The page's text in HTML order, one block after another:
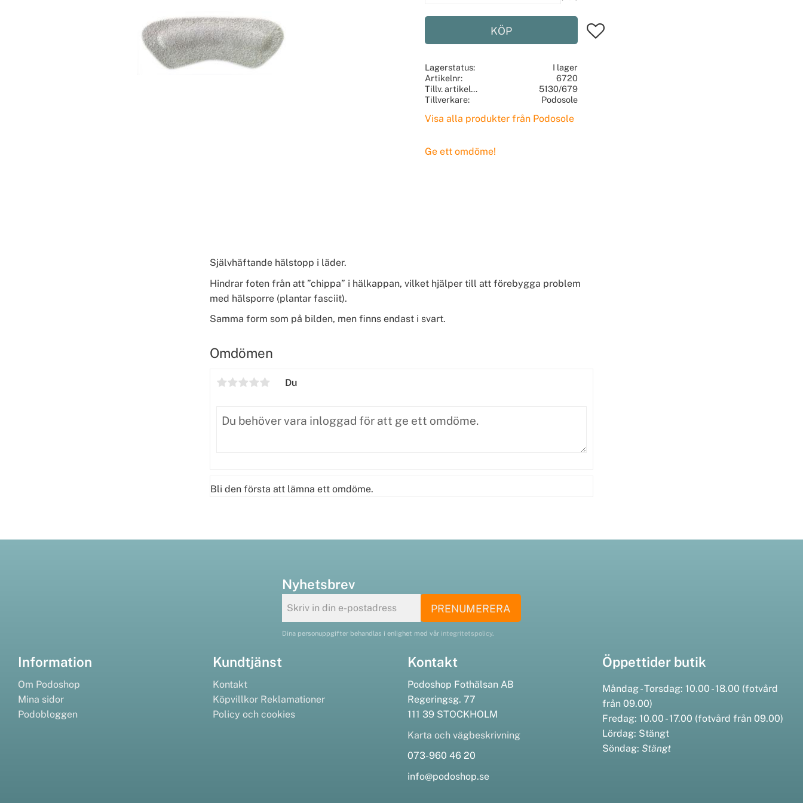
KÖP Lägg till i favoriter
Lagerstatus
I lager
Artikelnr
6720
Tillv. artikelnr
5130/679
Tillverkare
Podosole
Visa alla produkter från Podosole
Ge ett omdöme!
Självhäftande hälstopp i läder.
Hindrar foten från att ”chippa” i hälkappan, vilket hjälper till att förebygga problem
med hälsporre (plantar fasciit).
Samma form som på bilden, men finns endast i svart.
Omdömen
Du
Bli den första att lämna ett omdöme.
Nyhetsbrev
PRENUMERERA
Dina personuppgifter behandlas i enlighet med vår integritetspolicy.
Information
Om Podoshop
Mina sidor
Podobloggen
Kundtjänst
Kontakt
Köpvillkor Reklamationer
Policy och cookies
Kontakt
Podoshop Fothälsan AB
Regeringsg. 77
111 39 STOCKHOLM
Karta och vägbeskrivning
073-960 46 20
info@podoshop.se
Öppettider butik
Måndag - Torsdag: 10.00 - 18.00 (fotvård
från 09.00)
Fredag: 10.00 - 17.00 (fotvård från 09.00)
Lördag: Stängt
Söndag: Stängt